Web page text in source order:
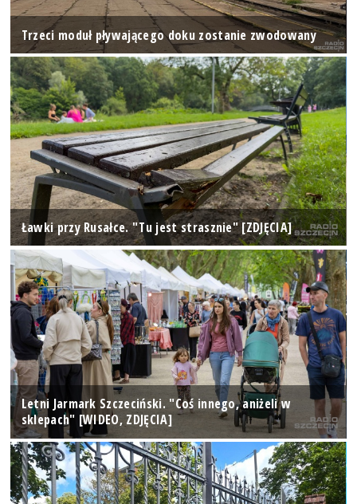
Trzeci moduł pływającego doku zostanie zwodowany
Ławki przy Rusałce. "Tu jest strasznie" [ZDJĘCIA]
Letni Jarmark Szczeciński. "Coś innego, aniżeli w
sklepach" [WIDEO, ZDJĘCIA]